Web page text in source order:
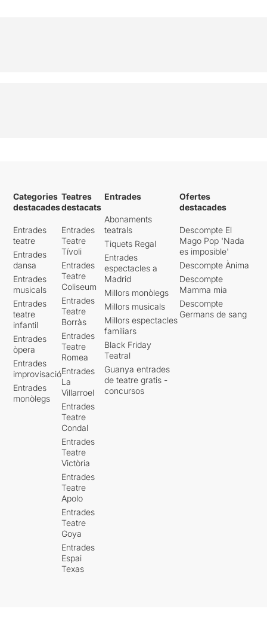
Categories
destacades
Entrades
teatre
Entrades
dansa
Entrades
musicals
Entrades
teatre
infantil
Entrades
òpera
Entrades
improvisació
Entrades
monòlegs
Teatres
destacats
Entrades
Teatre
Tívoli
Entrades
Teatre
Coliseum
Entrades
Teatre
Borràs
Entrades
Teatre
Romea
Entrades
La
Villarroel
Entrades
Teatre
Condal
Entrades
Teatre
Victòria
Entrades
Teatre
Apolo
Entrades
Teatre
Goya
Entrades
Espai
Texas
Entrades
Abonaments
teatrals
Tiquets Regal
Entrades
espectacles a
Madrid
Millors monòlegs
Millors musicals
Millors espectacles
familiars
Black Friday
Teatral
Guanya entrades
de teatre gratis -
concursos
Ofertes
destacades
Descompte El
Mago Pop 'Nada
es imposible'
Descompte Ànima
Descompte
Mamma mia
Descompte
Germans de sang